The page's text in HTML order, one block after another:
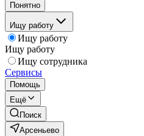
Понятно
Ищу работу
Ищу работу
Ищу работу
Ищу сотрудника
Сервисы
Помощь
Ещё
Поиск
Арсеньево